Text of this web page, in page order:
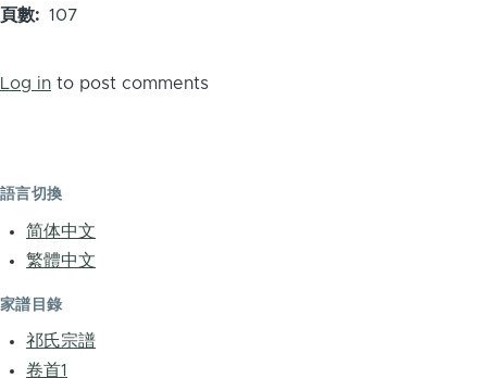
頁數 107
Log in to post comments
語言切換
简体中文
繁體中文
家譜目錄
祁氏宗譜
卷首1